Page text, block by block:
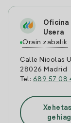
Oficina
Usera
Orain zabalik
Calle Nicolas
28026 Madrid
Tel: 689 57 08